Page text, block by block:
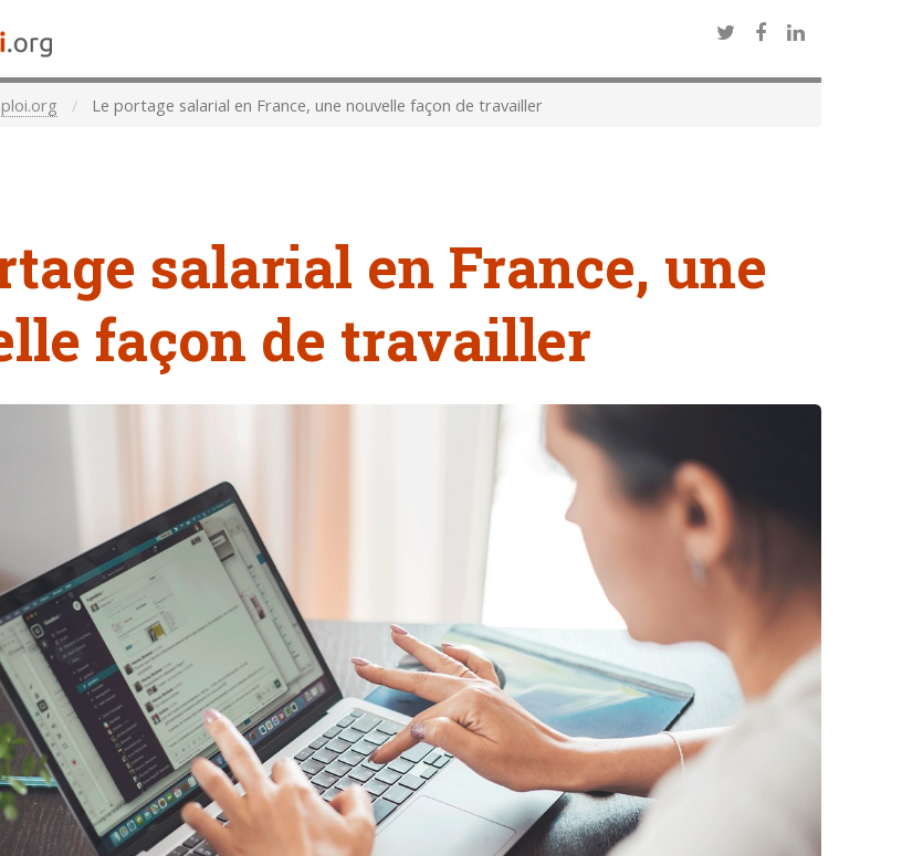
Le portage salarial en France, une nouvelle façon de travailler
salarial en France, une
façon de travailler